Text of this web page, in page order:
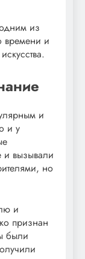
из
времени и
и
и у
и вызывали
но
и
признан
были